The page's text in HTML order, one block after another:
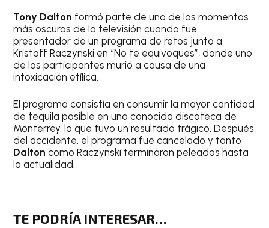
Tony Dalton formó parte de uno de los momentos
más oscuros de la televisión cuando fue
presentador de un programa de retos junto a
Kristoff Raczynski en “No te equivoques”, donde uno
de los participantes murió a causa de una
intoxicación etílica.
El programa consistía en consumir la mayor cantidad
de tequila posible en una conocida discoteca de
Monterrey, lo que tuvo un resultado trágico. Después
del accidente, el programa fue cancelado y tanto
Dalton como Raczynski terminaron peleados hasta
la actualidad.
TE PODRÍA INTERESAR…